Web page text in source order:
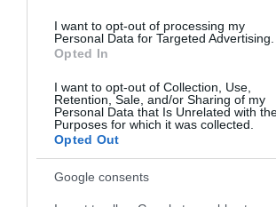
I want to opt-out of processing my
Personal Data for Targeted Advertising.
Opted In
I want to opt-out of Collection, Use,
Retention, Sale, and/or Sharing of my
Personal Data that Is Unrelated with
Purposes for which it was collected.
Opted Out
Google consents
Λεπίδες 0.6*16mm -10 τεμ
Satra
s-9017716
Άμεσα Διαθέσιμο
Λεπίδες